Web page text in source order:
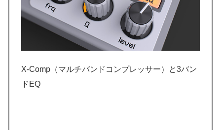
X-Comp（マルチバンドコンプレッサー）と3バン
ドEQ